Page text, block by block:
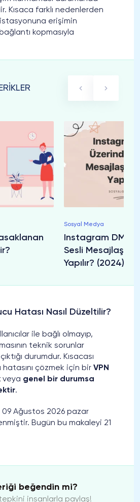
Kısaca farklı nedenlerden
erişimin
kopmasıyla
Sosyal Medya
Instagram DM
Sesli Mesajlaşma
Yapılır? (2024)
Hatası Nasıl Düzeltilir?
ile bağlı olmayıp,
teknik sorunlar
durumdur. Kısacası
çözmek için bir VPN
veya genel bir durumsa
.
09 Ağustos 2026 pazar
Bugün bu makaleyi 21
beğendin mi?
insanlarla paylaş!